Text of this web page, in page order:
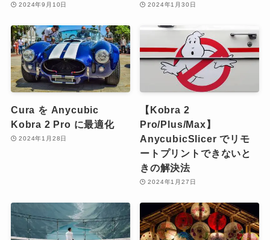
2024年9月10日 2024年1月30日
Cura を Anycubic
Kobra 2 Pro に最適化
2024年1月28日
【Kobra 2
Pro/Plus/Max】
AnycubicSlicer でリモ
ートプリントできないと
きの解決法
2024年1月27日